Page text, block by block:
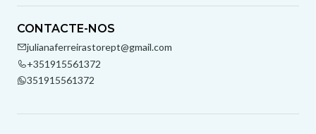
CONTACTE-NOS
julianaferreirastorept@gmail.com
+351915561372
351915561372